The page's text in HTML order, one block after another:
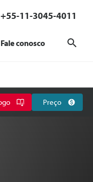
+55-11-3045-4011
Fale conosco
Preço